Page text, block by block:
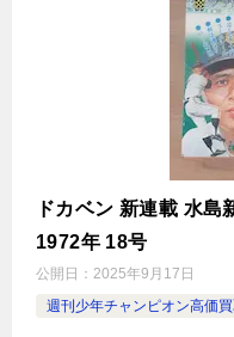
ドカベン 新連載 水
1972年 18号
公開日： 2025年9月17日
週刊少年チャンピオン高価